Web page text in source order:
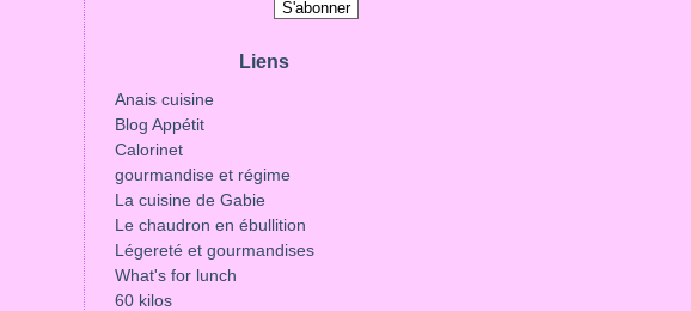
Liens
Anais cuisine
Blog Appétit
Calorinet
gourmandise et régime
La cuisine de Gabie
Le chaudron en ébullition
Légereté et gourmandises
What's for lunch
60 kilos